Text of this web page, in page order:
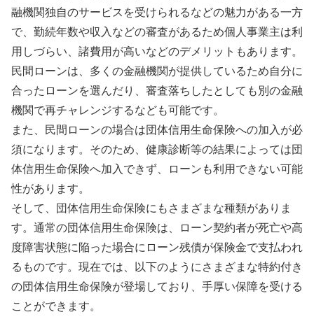
融機関独自のサービスを受けられるなどの魅力がある一方
で、勤続年数や収入などの審査があるため個人事業主は利
用しづらい、諸費用が高いなどのデメリットもあります。
民間ローンは、多くの金融機関が提供しているため自分に
合ったローンを選んだり、審査落ちしたとしても別の金融
機関で再チャレンジするなども可能です。
また、民間ローンの場合は団体信用生命保険への加入が必
須になります。そのため、健康診断等の結果によっては団
体信用生命保険へ加入できず、ローンも利用できない可能
性があります。
そして、団体信用生命保険にもさまざまな種類がありま
す。通常の団体信用生命保険は、ローン契約者が死亡や高
度障害状態に陥った場合にローン残債が保険金で支払われ
るものです。現在では、以下のようにさまざまな特約付き
の団体信用生命保険が登場しており、手厚い保障を受ける
ことができます。